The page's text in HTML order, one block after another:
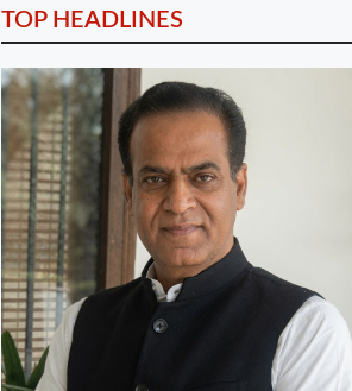
TOP HEADLINES